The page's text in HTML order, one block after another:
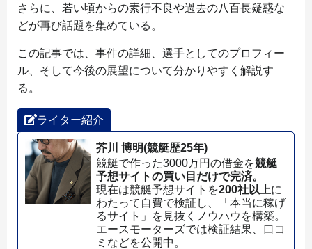
さらに、若い頃からの素行不良や過去の八百長疑惑な
どが再び話題を集めている。
この記事では、事件の詳細、選手としてのプロフィー
ル、そして今後の展望について分かりやすく解説す
る。
ライター紹介
芥川 博明(競艇歴25年)
競艇で作った3000万円の借金を競艇
予想サイトの買い目だけで完済。
現在は競艇予想サイトを200社以上に
わたって自費で検証し、「本当に稼げ
るサイト」を見抜くノウハウを構築。
エースモーターズでは検証結果、口コ
ミなどを公開中。